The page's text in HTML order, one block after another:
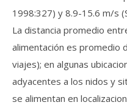
1998:327) y 8.9-15.6 m/s
La distancia promedio
alimentación es promedio
viajes); en algunas
adyacentes a los nidos y
se alimentan en